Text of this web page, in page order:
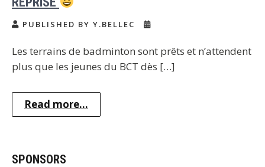
PUBLISHED BY Y.BELLEC
Les terrains de badminton sont prêts et n’attendent
plus que les jeunes du BCT dès […]
Read more...
SPONSORS